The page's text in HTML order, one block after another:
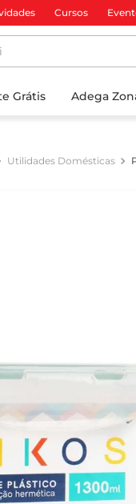
Cursos
Grátis Adega
Utilidades Domésticas